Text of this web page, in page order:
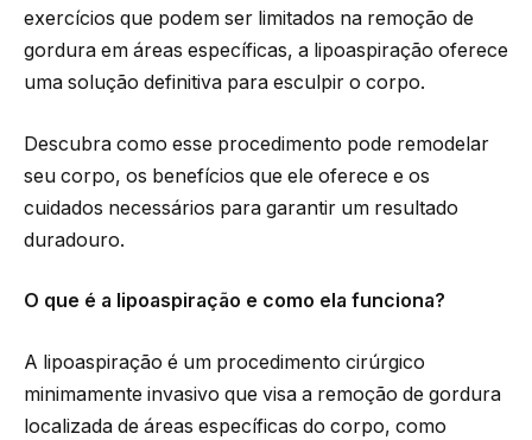
exercícios que podem ser limitados na remoção de
gordura em áreas específicas, a lipoaspiração oferece
uma solução definitiva para esculpir o corpo.
Descubra como esse procedimento pode remodelar
seu corpo, os benefícios que ele oferece e os
cuidados necessários para garantir um resultado
duradouro.
O que é a lipoaspiração e como ela funciona?
A lipoaspiração é um procedimento cirúrgico
minimamente invasivo que visa a remoção de gordura
localizada de áreas específicas do corpo, como